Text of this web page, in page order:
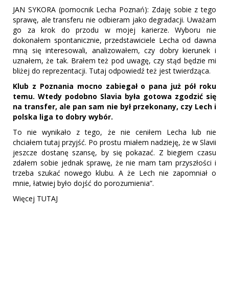
JAN SYKORA (pomocnik Lecha Poznań): Zdaję sobie z tego
sprawę, ale transferu nie odbieram jako degradacji. Uważam
go za krok do przodu w mojej karierze. Wyboru nie
dokonałem spontanicznie, przedstawiciele Lecha od dawna
mną się interesowali, analizowałem, czy dobry kierunek i
uznałem, że tak. Brałem też pod uwagę, czy stąd będzie mi
bliżej do reprezentacji. Tutaj odpowiedź też jest twierdząca.
Klub z Poznania mocno zabiegał o pana już pół roku
temu. Wtedy podobno Slavia była gotowa zgodzić się
na transfer, ale pan sam nie był przekonany, czy Lech i
polska liga to dobry wybór.
To nie wynikało z tego, że nie ceniłem Lecha lub nie
chciałem tutaj przyjść. Po prostu miałem nadzieję, że w Slavii
jeszcze dostanę szansę, by się pokazać. Z biegiem czasu
zdałem sobie jednak sprawę, że nie mam tam przyszłości i
trzeba szukać nowego klubu. A że Lech nie zapomniał o
mnie, łatwiej było dojść do porozumienia”.
Więcej TUTAJ